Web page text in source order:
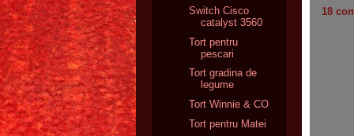
18
Switch Cisco
catalyst 3560
Tort pentru
pescari
Tort gradina de
legume
Tort Winnie & CO
Tort pentru Matei